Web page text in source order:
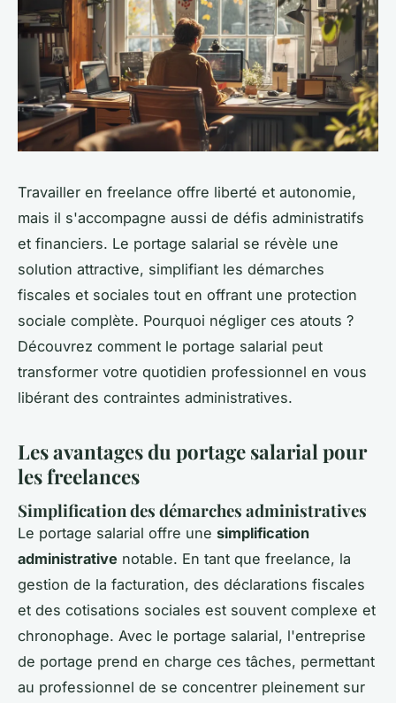
Travailler en freelance offre liberté et autonomie,
mais il s'accompagne aussi de défis administratifs
et financiers. Le portage salarial se révèle une
solution attractive, simplifiant les démarches
fiscales et sociales tout en offrant une protection
sociale complète. Pourquoi négliger ces atouts ?
Découvrez comment le portage salarial peut
transformer votre quotidien professionnel en vous
libérant des contraintes administratives.
Les avantages du portage salarial pour
les freelances
Simplification des démarches administratives
Le portage salarial offre une simplification
administrative notable. En tant que freelance, la
gestion de la facturation, des déclarations fiscales
et des cotisations sociales est souvent complexe et
chronophage. Avec le portage salarial, l'entreprise
de portage prend en charge ces tâches, permettant
au professionnel de se concentrer pleinement sur